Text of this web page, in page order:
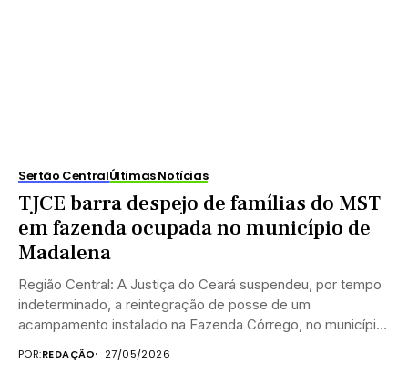
Sertão CentralÚltimas Notícias
TJCE barra despejo de famílias do MST
em fazenda ocupada no município de
Madalena
Região Central: A Justiça do Ceará suspendeu, por tempo
indeterminado, a reintegração de posse de um
acampamento instalado na Fazenda Córrego, no município
POR:REDAÇÃO 27/05/2026